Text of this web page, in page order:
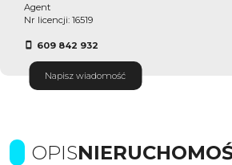
Agent
Nr licencji: 16519
609 842 932
Napisz wiadomość
OPIS